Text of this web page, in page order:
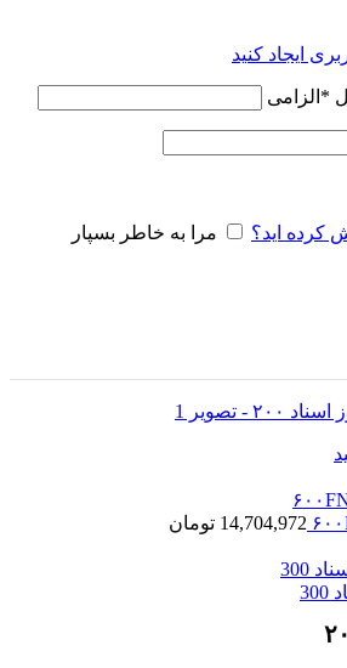
ایجاد کنید
* الزامی
کرده اید؟ مرا به خاطر بسپار
14,704,972 تومان